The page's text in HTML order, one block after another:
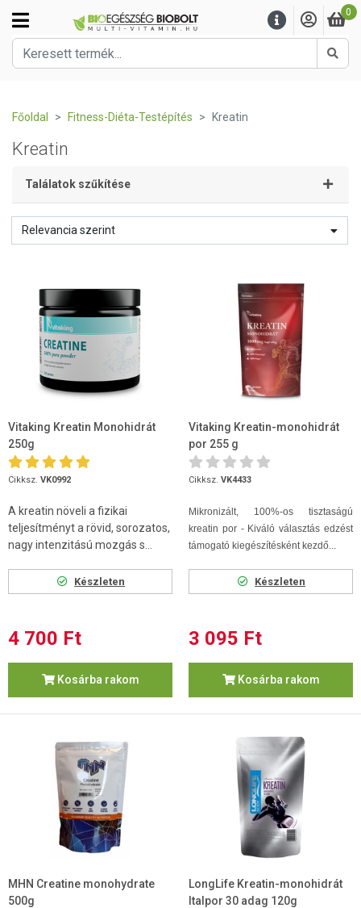
0
Főoldal Fitness-Diéta-Testépítés Kreatin
Kreatin
Találatok szűkítése
Relevancia szerint
Vitaking Kreatin Monohidrát
250g
Cikksz. VK0992
A kreatin növeli a fizikai
teljesítményt a rövid, sorozatos,
nagy intenzitású mozgás s...
Készleten
4 700 Ft
Kosárba rakom
Vitaking Kreatin-monohidrát
por 255 g
Cikksz. VK4433
Mikronizált, 100%-os tisztaságú
kreatin por - Kiváló választás edzést
támogató kiegészítésként kezdő...
Készleten
3 095 Ft
Kosárba rakom
MHN Creatine monohydrate
500g
LongLife Kreatin-monohidrát
Italpor 30 adag 120g